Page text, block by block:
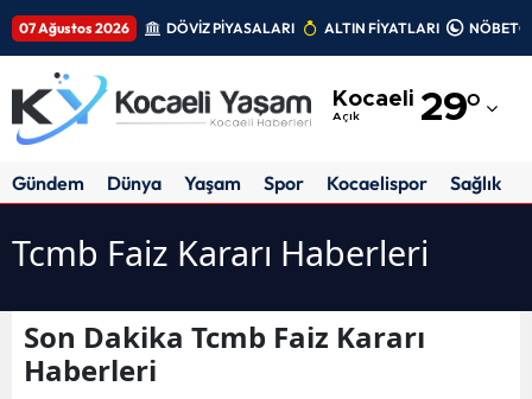
07 Ağustos 2026 DÖVİZ PİYASALARI ALTIN FİYATLARI
Kocaeli
Açık 29°
Adıyaman
Amasya
Ankara
Gündem Dünya Yaşam Spor Kocaelispor Sağlık
Tcmb Faiz Kararı Haberleri
Son Dakika Tcmb Faiz Kararı
Haberleri